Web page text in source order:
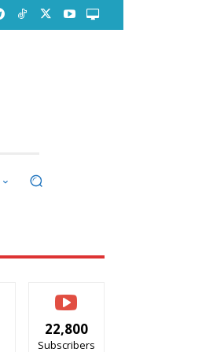
22,800
Subscribers